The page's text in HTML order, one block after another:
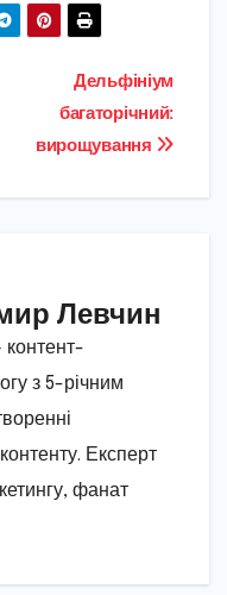
Дельфініум
багаторічний:
вирощування
Левчин
з 5-річним
Експерт
фанат